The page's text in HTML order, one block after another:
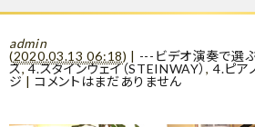
admin
(2020.03.13 06:18) | ---ビデオ演奏で選
ス,4.スタインウェイ（STEINWAY）, 4.ピア
ジ | コメントはまだありません